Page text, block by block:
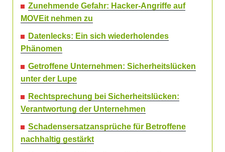
Zunehmende Gefahr: Hacker-Angriffe auf
MOVEit nehmen zu
Datenlecks: Ein sich wiederholendes
Phänomen
Getroffene Unternehmen: Sicherheitslücken
unter der Lupe
Rechtsprechung bei Sicherheitslücken:
Verantwortung der Unternehmen
Schadensersatzansprüche für Betroffene
nachhaltig gestärkt